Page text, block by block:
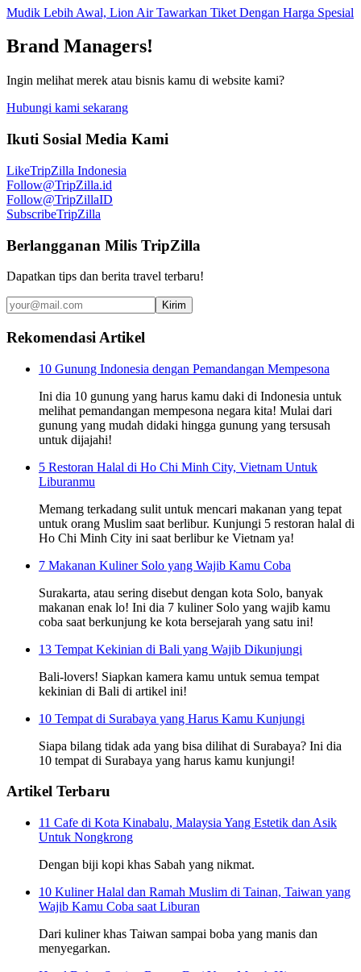
Mudik Lebih Awal, Lion Air Tawarkan Tiket Dengan Harga Spesial
Brand Managers!
Ingin melihat merek atau bisnis kamu di website kami?
Hubungi kami sekarang
Ikuti Sosial Media Kami
LikeTripZilla Indonesia
Follow@TripZilla.id
Follow@TripZillaID
SubscribeTripZilla
Berlangganan Milis TripZilla
Dapatkan tips dan berita travel terbaru!
Kirim
Rekomendasi Artikel
10 Gunung Indonesia dengan Pemandangan Mempesona
Ini dia 10 gunung yang harus kamu daki di Indonesia untuk
melihat pemandangan mempesona negara kita! Mulai dari
gunung yang mudah didaki hingga gunung yang tersusah
untuk dijajahi!
5 Restoran Halal di Ho Chi Minh City, Vietnam Untuk
Liburanmu
Memang terkadang sulit untuk mencari makanan yang tepat
untuk orang Muslim saat berlibur. Kunjungi 5 restoran halal di
Ho Chi Minh City ini saat berlibur ke Vietnam ya!
7 Makanan Kuliner Solo yang Wajib Kamu Coba
Surakarta, atau sering disebut dengan kota Solo, banyak
makanan enak lo! Ini dia 7 kuliner Solo yang wajib kamu
coba saat berkunjung ke kota bersejarah yang satu ini!
13 Tempat Kekinian di Bali yang Wajib Dikunjungi
Bali-lovers! Siapkan kamera kamu untuk semua tempat
kekinian di Bali di artikel ini!
10 Tempat di Surabaya yang Harus Kamu Kunjungi
Siapa bilang tidak ada yang bisa dilihat di Surabaya? Ini dia
10 tempat di Surabaya yang harus kamu kunjungi!
Artikel Terbaru
11 Cafe di Kota Kinabalu, Malaysia Yang Estetik dan Asik
Untuk Nongkrong
Dengan biji kopi khas Sabah yang nikmat.
10 Kuliner Halal dan Ramah Muslim di Tainan, Taiwan yang
Wajib Kamu Coba saat Liburan
Dari kuliner khas Taiwan sampai boba yang manis dan
menyegarkan.